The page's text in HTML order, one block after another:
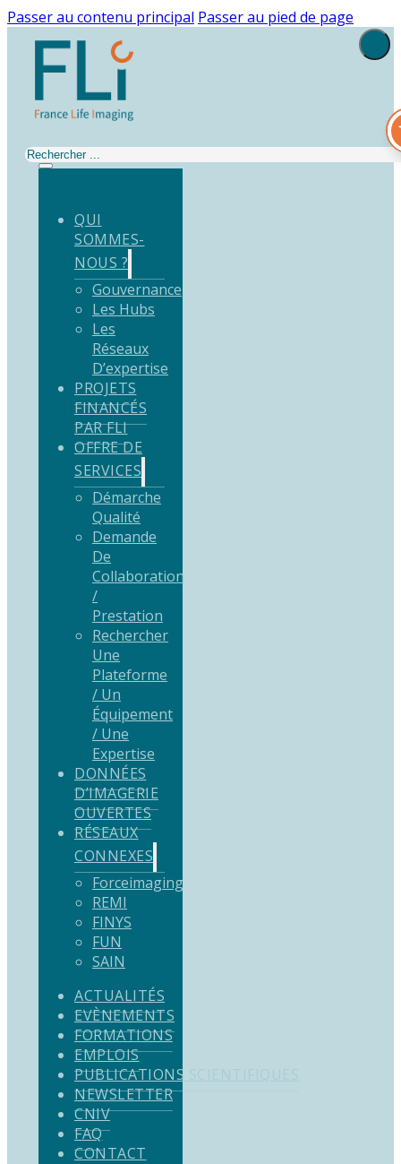
Passer au contenu principal Passer au pied de page
Rechercher
QUI
SOMMES-
NOUS ?
Gouvernance
Les Hubs
Les
Réseaux
D’expertise
PROJETS
FINANCÉS
PAR FLI
OFFRE DE
SERVICES
Démarche
Qualité
Demande
De
Collaboration
/
Prestation
Rechercher
Une
Plateforme
/ Un
Équipement
/ Une
Expertise
DONNÉES
D’IMAGERIE
OUVERTES
RÉSEAUX
CONNEXES
Forceimaging
REMI
FINYS
FUN
SAIN
ACTUALITÉS
EVÈNEMENTS
FORMATIONS
EMPLOIS
PUBLICATIONS SCIENTIFIQUES
NEWSLETTER
CNIV
FAQ
CONTACT